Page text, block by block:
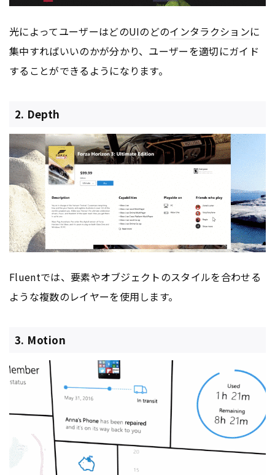
光によってユーザーはどのUIのどのインタラクションに
集中すればいいのかが分かり、ユーザーを適切にガイド
することができるようになります。
2. Depth
Fluentでは、要素やオブジェクトのスタイルを合わせる
ような複数のレイヤーを使用します。
3. Motion